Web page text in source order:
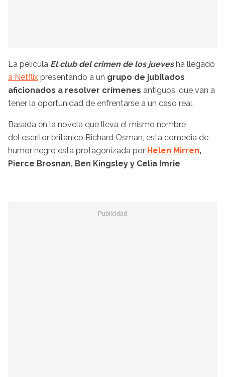
La película El club del crimen de los juevesha llegado
a Netflix presentando a un grupo de jubilados
aficionados a resolver crímenes antiguos, que van a
tener la oportunidad de enfrentarse a un caso real.
Basada en la novela que lleva el mismo nombre
del escritor británico Richard Osman, esta comedia de
humor negro está protagonizada por Helen Mirren,
Pierce Brosnan, Ben Kingsley y Celia Imrie.